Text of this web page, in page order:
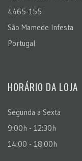
4465-155
São Mamede Infesta
Portugal
HORÁRIO DA LOJA
Segunda a Sexta
9:00h - 12:30h
14:00 - 18:00h